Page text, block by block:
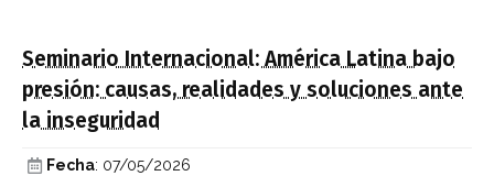
Seminario Internacional: América Latina bajo
presión: causas, realidades y soluciones ante
la inseguridad
Fecha: 07/05/2026